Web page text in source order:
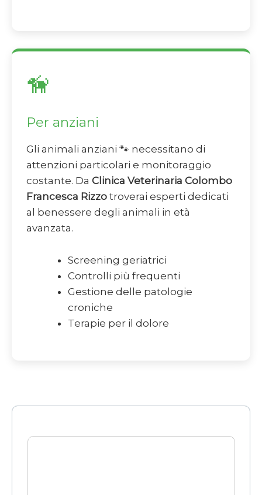
🦮
Per anziani
Gli animali anziani 🐾 necessitano di
attenzioni particolari e monitoraggio
costante. Da Clinica Veterinaria Colombo
Francesca Rizzo troverai esperti dedicati
al benessere degli animali in età
avanzata.
Screening geriatrici
Controlli più frequenti
Gestione delle patologie
croniche
Terapie per il dolore